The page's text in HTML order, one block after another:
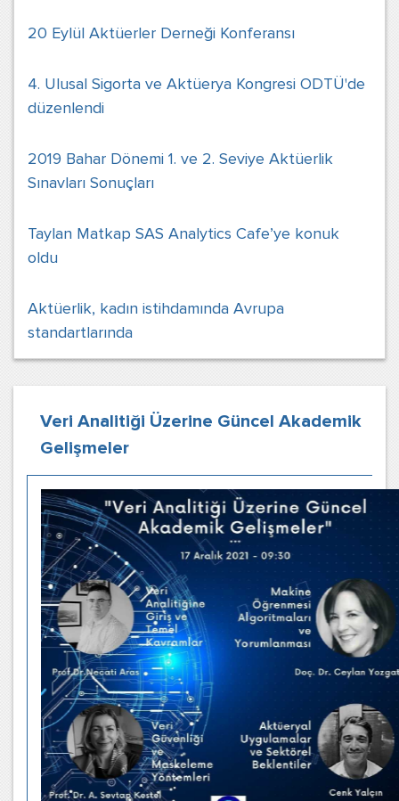
20 Eylül Aktüerler Derneği Konferansı
4. Ulusal Sigorta ve Aktüerya Kongresi ODTÜ'de
düzenlendi
2019 Bahar Dönemi 1. ve 2. Seviye Aktüerlik
Sınavları Sonuçları
Taylan Matkap SAS Analytics Cafe’ye konuk
oldu
Aktüerlik, kadın istihdamında Avrupa
standartlarında
Veri Analitiği Üzerine Güncel Akademik
Gelişmeler